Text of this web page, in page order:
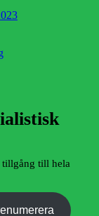
tillgång till hela